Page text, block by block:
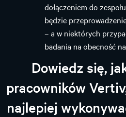
dołączeniem do
będzie
– a w niektórych
badania na obecność
Dowiedz się,
pracowników
najlepiej